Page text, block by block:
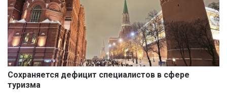
Сохраняется дефицит специалистов в сфере
туризма